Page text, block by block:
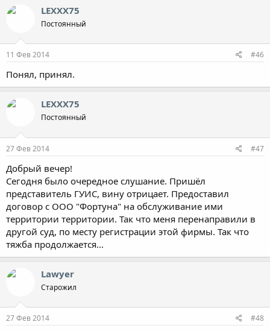
LEXXX75
Постоянный
11 Фев 2014 #46
Понял, принял.
LEXXX75
Постоянный
27 Фев 2014 #47
Добрый вечер!
Сегодня было очередное слушание. Пришёл
представитель ГУИС, вину отрицает. Предоставил
договор с ООО "Фортуна" на обслуживание ими
территории территории. Так что меня перенаправили в
другой суд, по месту регистрации этой фирмы. Так что
тяжба продолжается...
Lawyer
Старожил
27 Фев 2014 #48